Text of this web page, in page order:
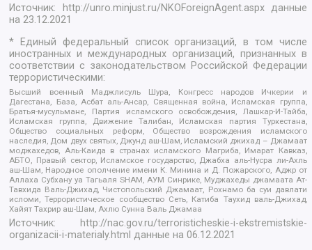
Источник: http://unro.minjust.ru/NKOForeignAgent.aspxданные
на23.12.2021
* Единый федеральный список организаций, в том числе
иностранных и международных организаций, признанных в
соответствии с законодательством Российской Федерации
террористическими:
Высший военный Маджлисуль Шура, Конгресс народов Ичкерии и
Дагестана, База, Асбат аль-Ансар, Священная война, Исламская группа,
Братья-мусульмане, Партия исламского освобождения, Лашкар-И-Тайба,
Исламская группа, Движение Талибан, Исламская партия Туркестана,
Общество социальных реформ, Общество возрождения исламского
наследия, Дом двух святых, Джунд аш-Шам, Исламский джихад – Джамаат
моджахедов, Аль-Каида в странах исламского Магриба, Имарат Кавказ,
АБТО, Правый сектор, Исламское государство, Джабха аль-Нусра ли-Ахль
аш-Шам, Народное ополчение имени К. Минина и Д. Пожарского, Аджр от
Аллаха Субхану уа Тагьаля SHAM, АУМ Синрике, Муджахеды джамаата Ат-
Тавхида Валь-Джихад, Чистопольский Джамаат, Рохнамо ба суи давлати
исломи, Террористическое сообщество Сеть, Катиба Таухид валь-Джихад,
Хайят Тахрир аш-Шам, Ахлю Сунна Валь Джамаа
Источник:
http://nac.gov.ru/terroristicheskie-i-ekstremistskie-
organizacii-i-materialy.html данные на06.12.2021